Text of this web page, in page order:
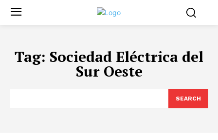
Tag: Sociedad Eléctrica del
Sur Oeste
SEARCH